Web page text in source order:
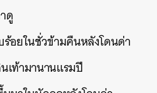
ดู
ร้อยในชั่วข้ามคืนหลังโดนด่า
เท้ามานานแรมปี